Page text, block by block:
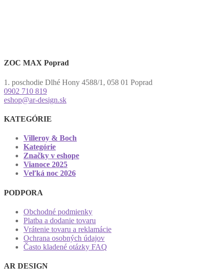
ZOC MAX Poprad
1. poschodie Dlhé Hony 4588/1, 058 01 Poprad
0902 710 819
eshop@ar-design.sk
KATEGÓRIE
Villeroy & Boch
Kategórie
Značky v eshope
Vianoce 2025
Veľká noc 2026
PODPORA
Obchodné podmienky
Platba a dodanie tovaru
Vrátenie tovaru a reklamácie
Ochrana osobných údajov
Často kladené otázky FAQ
AR DESIGN